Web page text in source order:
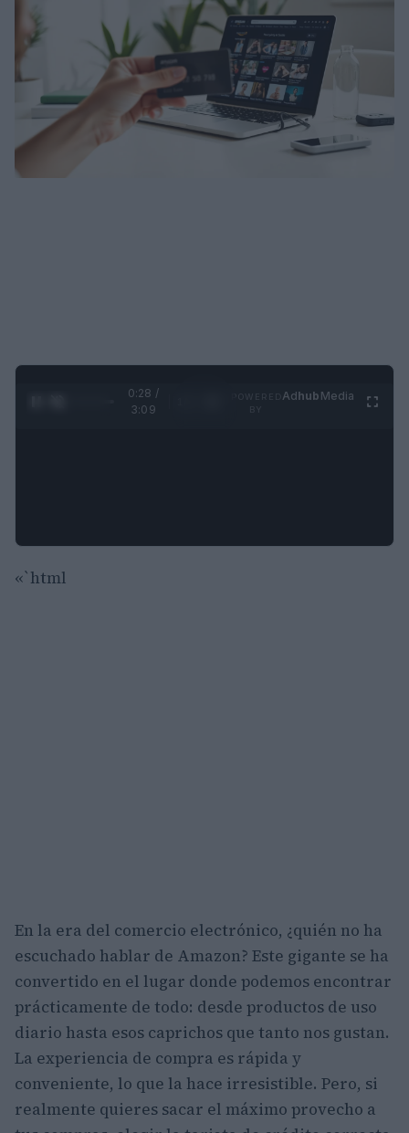
0:29 /
3:09
Adhub Media
«`html
En la era del comercio electrónico, ¿quién no ha
escuchado hablar de Amazon? Este gigante se ha
convertido en el lugar donde podemos encontrar
prácticamente de todo: desde productos de uso
diario hasta esos caprichos que tanto nos gustan.
La experiencia de compra es rápida y
conveniente, lo que la hace irresistible. Pero, si
realmente quieres sacar el máximo provecho a